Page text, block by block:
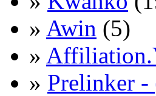
» Awin (5)
»
» Prelinker